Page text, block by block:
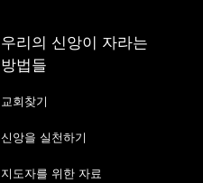
우리의 신앙이 자라는
방법들
교회찾기
신앙을 실천하기
지도자를 위한 자료